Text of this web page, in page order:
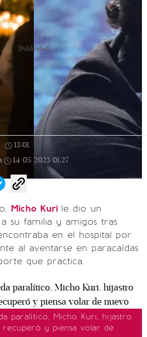
[Publicidad]
13:01
14/05/2023 01:27
Micho Kuri le dio un
su familia y amigos tras
en el hospital por
al aventarse en paracaídas
que practica.
paralítico, Micho Kuri, hijastro
recuperó y piensa volar de